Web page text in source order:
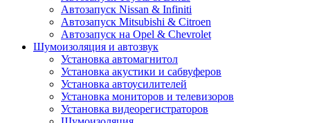
Автозапуск Nissan & Infiniti
Автозапуск Mitsubishi & Citroen
Автозапуск на Opel & Chevrolet
Шумоизоляция и автозвук
Установка автомагнитол
Установка акустики и сабвуферов
Установка автоусилителей
Установка мониторов и телевизоров
Установка видеорегистраторов